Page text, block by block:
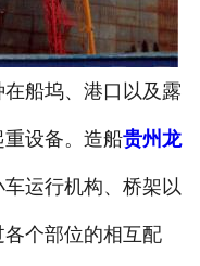
闭器
动葫芦
重机配件
在船坞、港口以及露
设备。造船贵州龙
运行机构、桥架以
个部位的相互配